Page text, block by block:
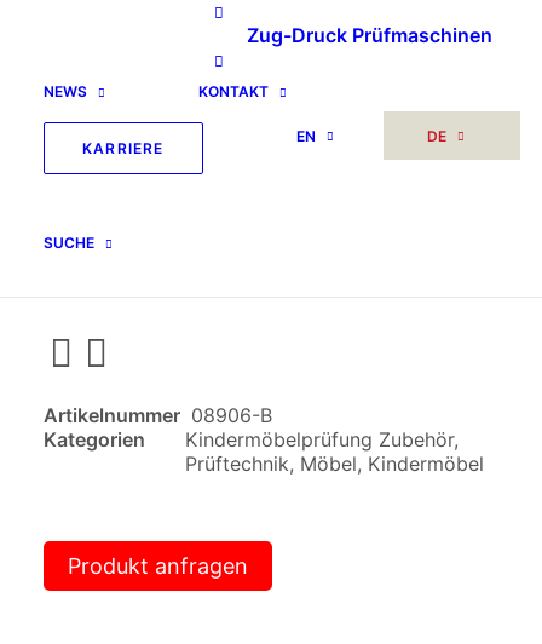
Zug-Druck Prüfmaschinen
NEWS KONTAKT
KARRIERE
EN DE
SUCHE
Kindermatratzenprüfung
Prüfschablone für
16890
Artikelnummer 08906-B
Kategorien
Kindermöbelprüfung Zubehör,
Prüftechnik, Möbel, Kindermöbel
Produkt anfragen